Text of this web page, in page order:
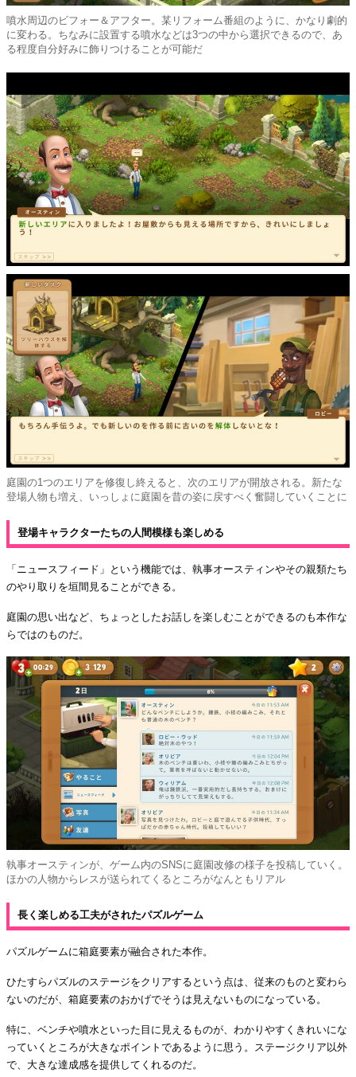
噴水周辺のビフォー＆アフター。某リフォーム番組のように、かなり劇的
に変わる。ちなみに設置する噴水などは3つの中から選択できるので、あ
る程度自分好みに飾りつけることが可能だ
庭園の1つのエリアを修復し終えると、次のエリアが開放される。新たな
登場人物も増え、いっしょに庭園を昔の姿に戻すべく奮闘していくことに
登場キャラクターたちの人間模様も楽しめる
「ニュースフィード」という機能では、執事オースティンやその親類たち
のやり取りを垣間見ることができる。
庭園の思い出など、ちょっとしたお話しを楽しむことができるのも本作な
らではのものだ。
執事オースティンが、ゲーム内のSNSに庭園改修の様子を投稿していく。
ほかの人物からレスが送られてくるところがなんともリアル
長く楽しめる工夫がされたパズルゲーム
パズルゲームに箱庭要素が融合された本作。
ひたすらパズルのステージをクリアするという点は、従来のものと変わら
ないのだが、箱庭要素のおかげでそうは見えないものになっている。
特に、ベンチや噴水といった目に見えるものが、わかりやすくきれいにな
っていくところが大きなポイントであるように思う。ステージクリア以外
で、大きな達成感を提供してくれるのだ。